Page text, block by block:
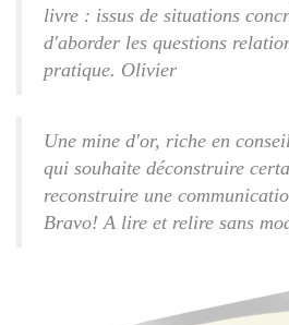
livre : issus de situations
d'aborder les questions
pratique. Olivier
Une mine d'or, riche en
qui souhaite déconstruire
reconstruire une
Bravo! A lire et relire sans